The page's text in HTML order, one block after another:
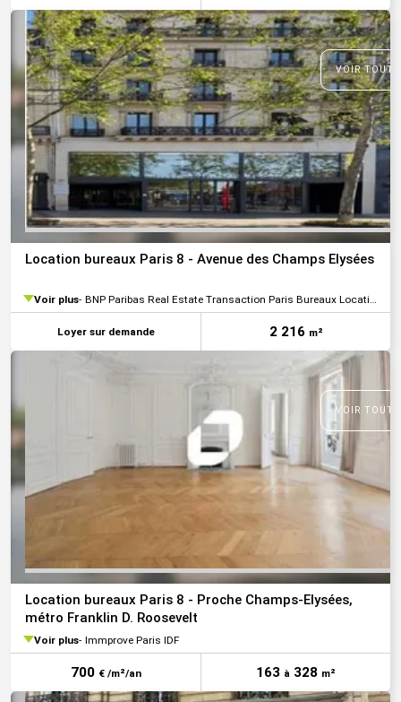
VOIR
Location bureaux Paris 8 - Avenue des Champs Elysées
Voir plus BNP Paribas Real Estate Transaction Paris Bureaux Location
Loyer sur demande 2 216 m²
VOIR
Location bureaux Paris 8 - Proche Champs-Elysées,
métro Franklin D. Roosevelt
Voir plus Immprove Paris IDF
700 € /m²/an 163 à 328 m²